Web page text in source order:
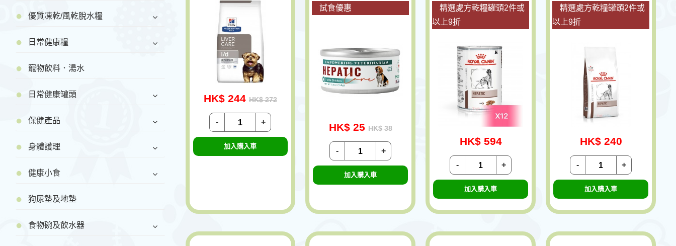
優質凍乾/風乾脫水糧
日常健康糧
寵物飲料．湯水
日常健康罐頭
保健產品
身體護理
健康小食
狗尿墊及地墊
食物碗及飲水器
HK$ 244 HK$ 272
+
-
加入購入車
試食優惠
HK$ 25 HK$ 38
+
-
加入購入車
精選處方乾糧罐頭2件或
以上9折
HK$ 594
+
-
加入購入車
精選處方乾糧罐頭2件或
以上9折
HK$ 240
+
-
加入購入車